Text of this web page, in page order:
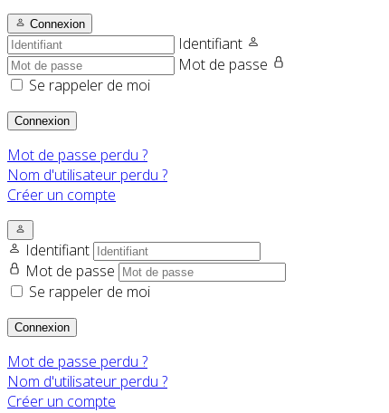
Connexion
Identifiant
Mot de passe
Se rappeler de moi
Connexion
Mot de passe perdu ?
Nom d'utilisateur perdu ?
Créer un compte
Identifiant
Mot de passe
Se rappeler de moi
Connexion
Mot de passe perdu ?
Nom d'utilisateur perdu ?
Créer un compte